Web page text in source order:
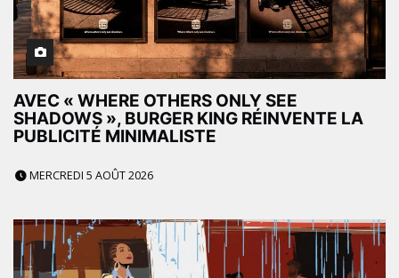
AVEC « WHERE OTHERS ONLY SEE
SHADOWS », BURGER KING RÉINVENTE LA
PUBLICITÉ MINIMALISTE
MERCREDI 5 AOÛT 2026